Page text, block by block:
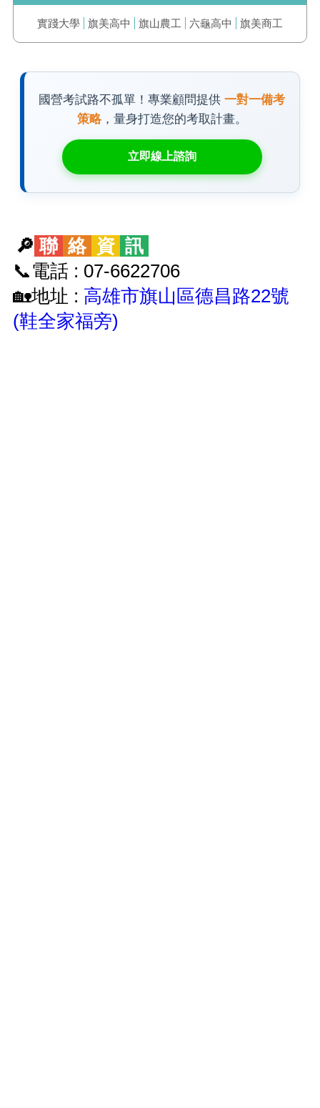
實踐大學 旗美高中 旗山農工 六龜高中 旗美商工
國營考試路不孤單！專業顧問提供 一對一備考
策略，量身打造您的考取計畫。
立即線上諮詢
🔎 聯 絡 資 訊
📞電話 : 07-6622706
🏡地址 : 高雄市旗山區德昌路22號
(鞋全家福旁)